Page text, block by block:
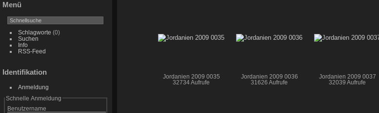
Menü
Schlagworte (0)
Suchen
Info
RSS-Feed
Identifikation
Anmeldung
Schnelle Anmeldung
Benutzername
Jordanien 2009 0035
32734 Aufrufe
Jordanien 2009 0036
31626 Aufrufe
Jordanien 2009 0037
32039 Aufrufe